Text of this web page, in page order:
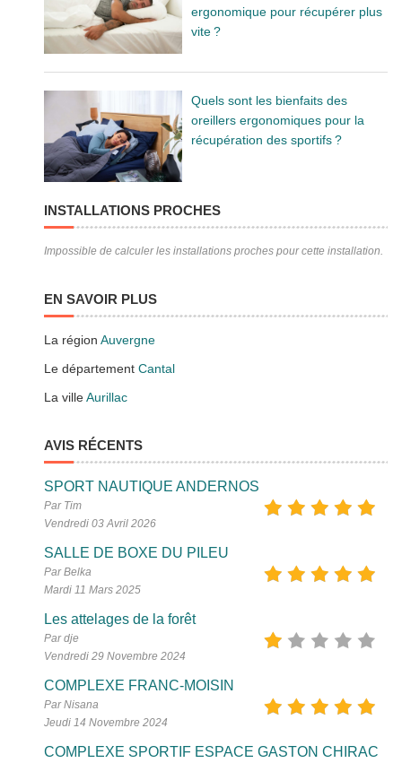
ergonomique pour récupérer plus
vite ?
Quels sont les bienfaits des
oreillers ergonomiques pour la
récupération des sportifs ?
INSTALLATIONS PROCHES
Impossible de calculer les installations proches pour cette installation.
EN SAVOIR PLUS
La régionAuvergne
Le départementCantal
La villeAurillac
AVIS RÉCENTS
SPORT NAUTIQUE ANDERNOS
Par Tim
Vendredi 03 Avril 2026
SALLE DE BOXE DU PILEU
Par Belka
Mardi 11 Mars 2025
Les attelages de la forêt
Par dje
Vendredi 29 Novembre 2024
COMPLEXE FRANC-MOISIN
Par Nisana
Jeudi 14 Novembre 2024
COMPLEXE SPORTIF ESPACE GASTON CHIRAC